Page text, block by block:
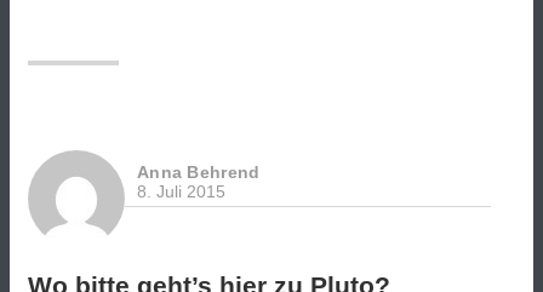
Anna Behrend
8. Juli 2015
Wo bitte geht’s hier zu Pluto?